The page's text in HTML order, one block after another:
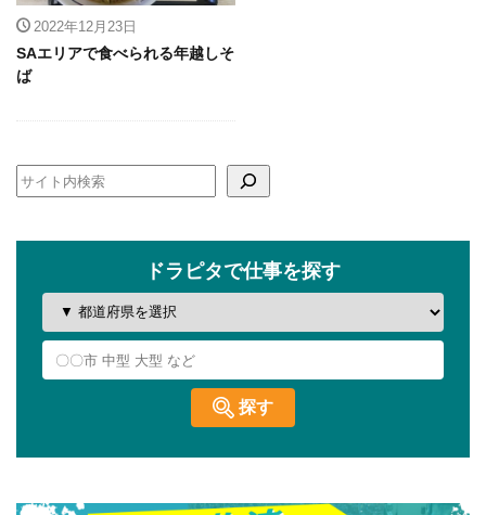
2022年12月23日
SAエリアで食べられる年越しそ
ば